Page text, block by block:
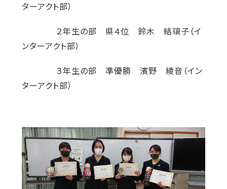
ターアクト部）
２年生の部 県４位 鈴木 結璃子（イ
ンターアクト部）
３年生の部 準優勝 濱野 綾音（イン
ターアクト部）